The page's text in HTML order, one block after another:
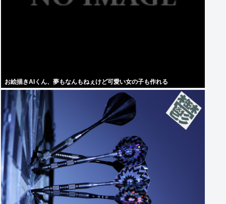
お絵描きAIくん、夢もなんもねぇけど可愛い女の子も作れる